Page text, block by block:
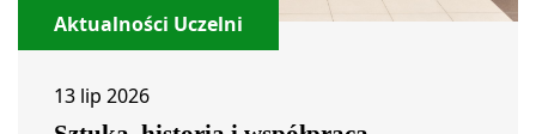
Aktualności Uczelni
13 lip 2026